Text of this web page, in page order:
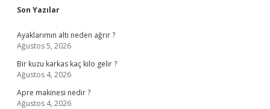
Sidebar
Son Yazılar
Ayaklarımın altı neden ağrır ?
Ağustos 5, 2026
Bir kuzu karkas kaç kilo gelir ?
Ağustos 4, 2026
Apre makinesi nedir ?
Ağustos 4, 2026